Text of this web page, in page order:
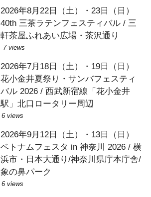
2026年8月22日（土）・23日（日）
40th 三茶ラテンフェスティバル / 三
軒茶屋ふれあい広場・茶沢通り
7 views
2026年7月18日（土）・19日（日）
花小金井夏祭り・サンバフェスティ
バル 2026 / 西武新宿線「花小金井
駅」北口ロータリー周辺
6 views
2026年9月12日（土）・13日（日）
ベトナムフェスタ in 神奈川 2026 / 横
浜市・日本大通り/神奈川県庁本庁舎/
象の鼻パーク
6 views